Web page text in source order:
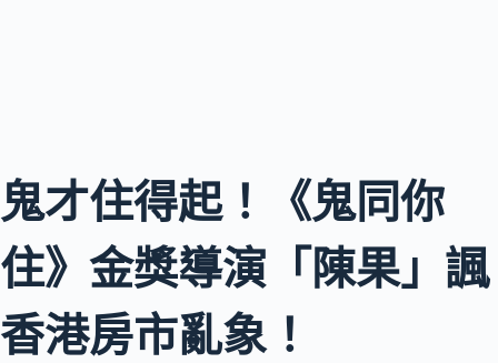
鬼才住得起！《鬼同你
住》金獎導演「陳果」諷
香港房市亂象！